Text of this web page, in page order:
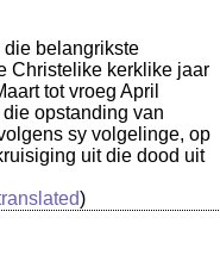
die belangrikste
Christelike kerklike jaar
tot vroeg April
opstanding van
sy volgelinge, op
uit die dood uit
)